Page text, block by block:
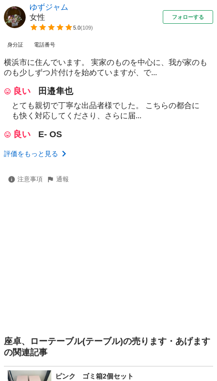
ゆずジャム
女性
5.0(109)
フォローする
身分証 電話番号
横浜市に住んでいます。 実家のものを中心に、我が家のも
のも少しずつ片付けを始めていますが、で...
良い 田邉隼也
とても親切で丁寧な出品者様でした。 こちらの都合に
も快く対応してくださり、さらに届...
良い E- OS
評価をもっと見る
注意事項 通報
座卓、ローテーブル(テーブル)の売ります・あげます
の関連記事
ピンク ゴミ箱2個セット